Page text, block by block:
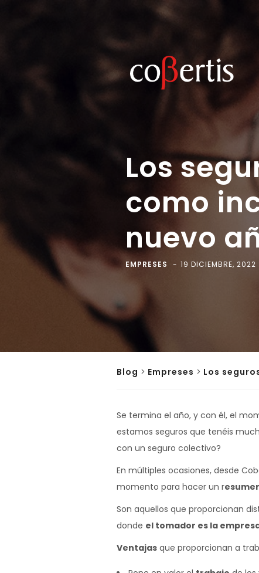
Los
como
nuevo
EMPRESES 19 DICIEMBRE, 2022
Blog > Empreses > Los
Se termina el año, y con él, el
estamos seguros que tenéis
con un seguro colectivo?
En múltiples ocasiones, desde
momento para hacer un r
Son aquellos que proporcionan
donde el tomador es la
Ventajas que proporcionan a